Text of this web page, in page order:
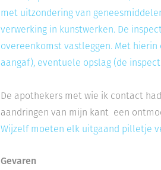
met uitzondering van
verwerking in kunstwerken. De
overeenkomst vastleggen. Met
aangaf), eventuele opslag (de
De apothekers met wie ik contact
aandringen van mijn kant een
Wijzelf moeten elk uitgaand pilletje
Gevaren